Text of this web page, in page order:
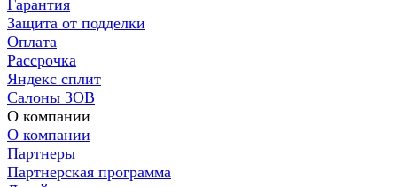
Гарантия
Защита от подделки
Оплата
Рассрочка
Яндекс сплит
Салоны ЗОВ
О компании
О компании
Партнеры
Партнерская программа